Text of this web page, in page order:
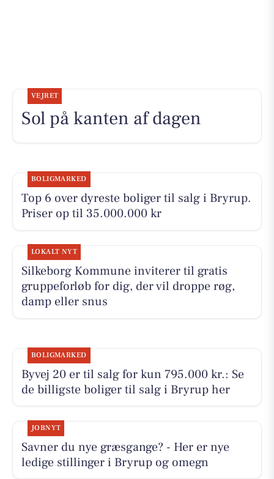
VEJRET
Sol på kanten af dagen
BOLIGMARKED
Top 6 over dyreste boliger til salg i Bryrup.
Priser op til 35.000.000 kr
LOKALT NYT
Silkeborg Kommune inviterer til gratis
gruppeforløb for dig, der vil droppe røg,
damp eller snus
BOLIGMARKED
Byvej 20 er til salg for kun 795.000 kr.: Se
de billigste boliger til salg i Bryrup her
JOBNYT
Savner du nye græsgange? - Her er nye
ledige stillinger i Bryrup og omegn